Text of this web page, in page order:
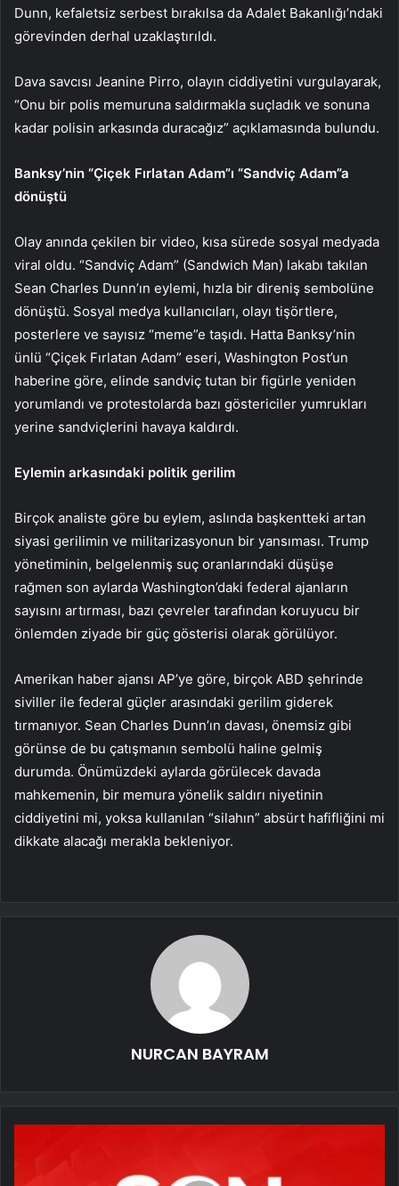
Dunn, kefaletsiz serbest bırakılsa da Adalet Bakanlığı’ndaki
görevinden derhal uzaklaştırıldı.
Dava savcısı Jeanine Pirro, olayın ciddiyetini vurgulayarak,
“Onu bir polis memuruna saldırmakla suçladık ve sonuna
kadar polisin arkasında duracağız” açıklamasında bulundu.
Banksy’nin “Çiçek Fırlatan Adam”ı “Sandviç Adam”a
dönüştü
Olay anında çekilen bir video, kısa sürede sosyal medyada
viral oldu. “Sandviç Adam” (Sandwich Man) lakabı takılan
Sean Charles Dunn’ın eylemi, hızla bir direniş sembolüne
dönüştü. Sosyal medya kullanıcıları, olayı tişörtlere,
posterlere ve sayısız “meme”e taşıdı. Hatta Banksy’nin
ünlü “Çiçek Fırlatan Adam” eseri, Washington Post’un
haberine göre, elinde sandviç tutan bir figürle yeniden
yorumlandı ve protestolarda bazı göstericiler yumrukları
yerine sandviçlerini havaya kaldırdı.
Eylemin arkasındaki politik gerilim
Birçok analiste göre bu eylem, aslında başkentteki artan
siyasi gerilimin ve militarizasyonun bir yansıması. Trump
yönetiminin, belgelenmiş suç oranlarındaki düşüşe
rağmen son aylarda Washington’daki federal ajanların
sayısını artırması, bazı çevreler tarafından koruyucu bir
önlemden ziyade bir güç gösterisi olarak görülüyor.
Amerikan haber ajansı AP’ye göre, birçok ABD şehrinde
siviller ile federal güçler arasındaki gerilim giderek
tırmanıyor. Sean Charles Dunn’ın davası, önemsiz gibi
görünse de bu çatışmanın sembolü haline gelmiş
durumda. Önümüzdeki aylarda görülecek davada
mahkemenin, bir memura yönelik saldırı niyetinin
ciddiyetini mi, yoksa kullanılan “silahın” absürt hafifliğini mi
dikkate alacağı merakla bekleniyor.
NURCAN BAYRAM